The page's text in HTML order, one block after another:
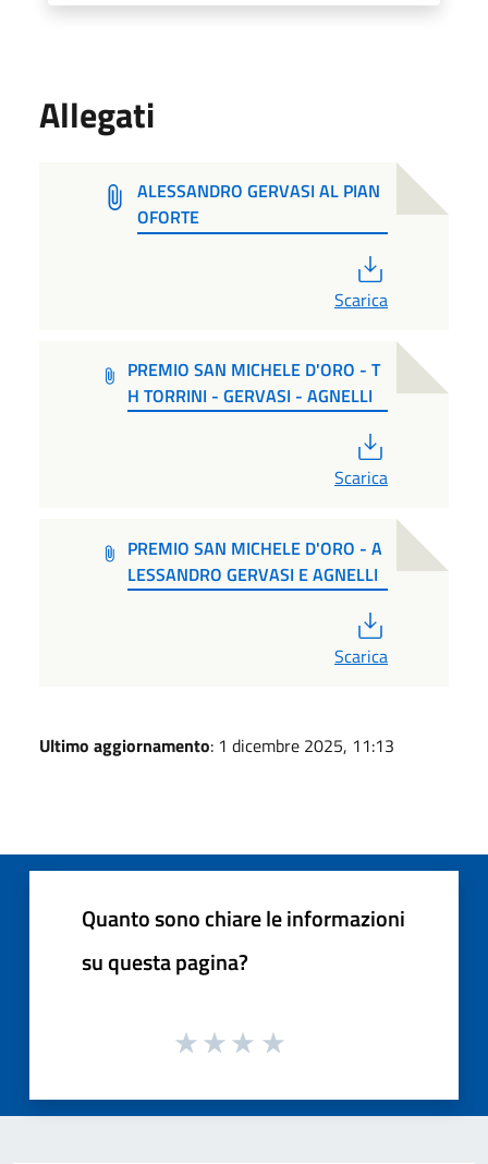
Allegati
ALESSANDRO GERVASI AL PIAN
OFORTE
Scarica
PREMIO SAN MICHELE D'ORO - T
H TORRINI - GERVASI - AGNELLI
Scarica
PREMIO SAN MICHELE D'ORO - A
LESSANDRO GERVASI E AGNELLI
Scarica
Ultimo aggiornamento: 1 dicembre 2025, 11:13
Quanto sono chiare le informazioni
su questa pagina?